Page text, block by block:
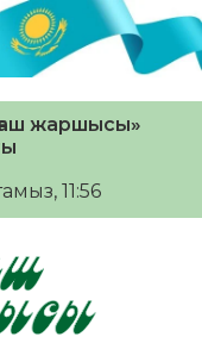
жаршысы»
11:56